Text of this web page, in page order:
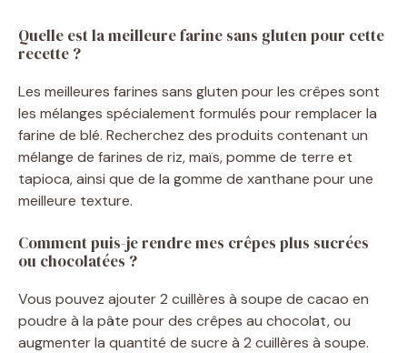
Quelle est la meilleure farine sans gluten pour cette
recette ?
Les meilleures farines sans gluten pour les crêpes sont
les mélanges spécialement formulés pour remplacer la
farine de blé. Recherchez des produits contenant un
mélange de farines de riz, maïs, pomme de terre et
tapioca, ainsi que de la gomme de xanthane pour une
meilleure texture.
Comment puis-je rendre mes crêpes plus sucrées
ou chocolatées ?
Vous pouvez ajouter 2 cuillères à soupe de cacao en
poudre à la pâte pour des crêpes au chocolat, ou
augmenter la quantité de sucre à 2 cuillères à soupe.